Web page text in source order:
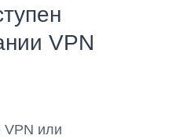
VPN
VPN или